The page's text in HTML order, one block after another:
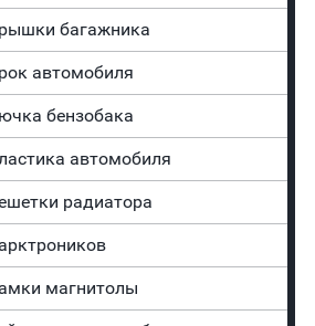
багажника
автомобиля
бензобака
автомобиля
радиатора
магнитолы